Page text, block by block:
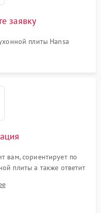
заявку
плиты Hansa
вам, сориентирует по
плиты а также ответит